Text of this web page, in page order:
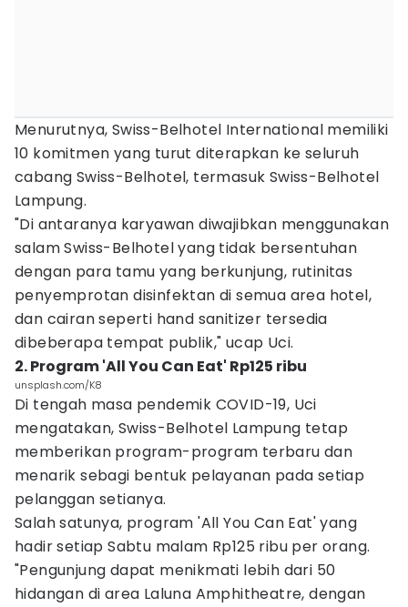
Menurutnya, Swiss-Belhotel International memiliki
10 komitmen yang turut diterapkan ke seluruh
cabang Swiss-Belhotel, termasuk Swiss-Belhotel
Lampung.
"Di antaranya karyawan diwajibkan menggunakan
salam Swiss-Belhotel yang tidak bersentuhan
dengan para tamu yang berkunjung, rutinitas
penyemprotan disinfektan di semua area hotel,
dan cairan seperti hand sanitizer tersedia
dibeberapa tempat publik," ucap Uci.
2. Program 'All You Can Eat' Rp125 ribu
unsplash.com/K8
Di tengah masa pendemik COVID-19, Uci
mengatakan, Swiss-Belhotel Lampung tetap
memberikan program-program terbaru dan
menarik sebagi bentuk pelayanan pada setiap
pelanggan setianya.
Salah satunya, program 'All You Can Eat' yang
hadir setiap Sabtu malam Rp125 ribu per orang.
"Pengunjung dapat menikmati lebih dari 50
hidangan di area Laluna Amphitheatre, dengan